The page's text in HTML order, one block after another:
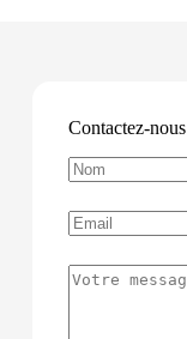
Contactez-nous